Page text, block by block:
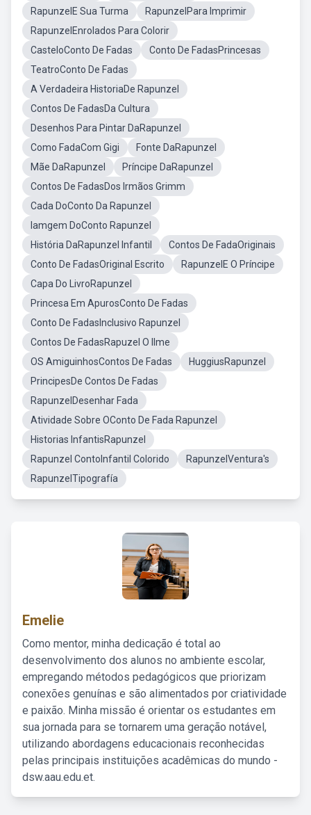
RapunzelE Sua Turma
RapunzelPara Imprimir
RapunzelEnrolados Para Colorir
CasteloConto De Fadas
Conto De FadasPrincesas
TeatroConto De Fadas
A Verdadeira HistoriaDe Rapunzel
Contos De FadasDa Cultura
Desenhos Para Pintar DaRapunzel
Como FadaCom Gigi
Fonte DaRapunzel
Mãe DaRapunzel
Príncipe DaRapunzel
Contos De FadasDos Irmãos Grimm
Cada DoConto Da Rapunzel
Iamgem DoConto Rapunzel
História DaRapunzel Infantil
Contos De FadaOriginais
Conto De FadasOriginal Escrito
RapunzelE O Príncipe
Capa Do LivroRapunzel
Princesa Em ApurosConto De Fadas
Conto De FadasInclusivo Rapunzel
Contos De FadasRapuzel O Ilme
OS AmiguinhosContos De Fadas
HuggiusRapunzel
PrincipesDe Contos De Fadas
RapunzelDesenhar Fada
Atividade Sobre OConto De Fada Rapunzel
Historias InfantisRapunzel
Rapunzel ContoInfantil Colorido
RapunzelVentura's
RapunzelTipografía
Emelie
Como mentor, minha dedicação é total ao
desenvolvimento dos alunos no ambiente escolar,
empregando métodos pedagógicos que priorizam
conexões genuínas e são alimentados por criatividade
e paixão. Minha missão é orientar os estudantes em
sua jornada para se tornarem uma geração notável,
utilizando abordagens educacionais reconhecidas
pelas principais instituições acadêmicas do mundo -
dsw.aau.edu.et.